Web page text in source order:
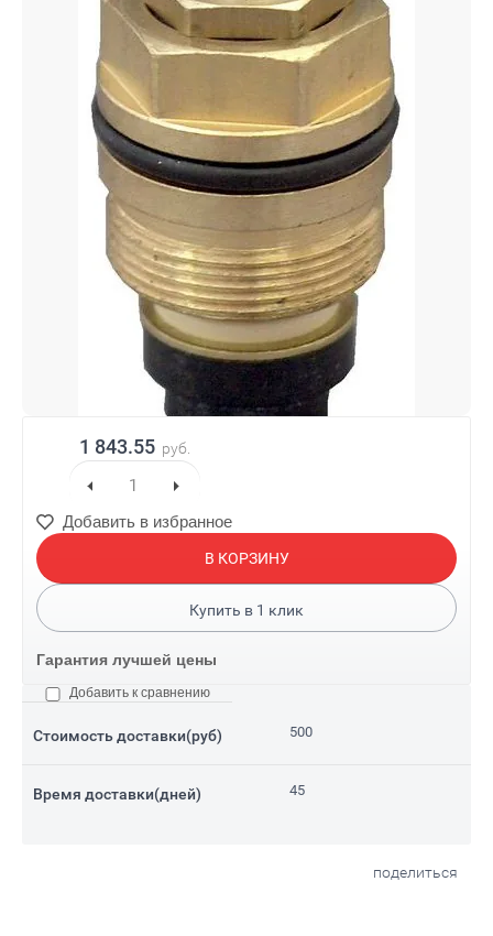
Добавить в избранное
1 843.55 руб.
В КОРЗИНУ
Купить в 1 клик
Гарантия лучшей цены
Стоимость доставки(руб) 500
Время доставки(дней) 45
Добавить к сравнению
поделиться